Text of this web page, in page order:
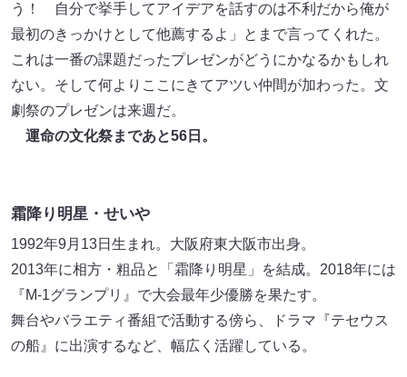
う！ 自分で挙手してアイデアを話すのは不利だから俺が
最初のきっかけとして他薦するよ」とまで言ってくれた。
これは一番の課題だったプレゼンがどうにかなるかもしれ
ない。そして何よりここにきてアツい仲間が加わった。文
劇祭のプレゼンは来週だ。
運命の文化祭まであと56日。
霜降り明星・せいや
1992年9月13日生まれ。大阪府東大阪市出身。
2013年に相方・粗品と「霜降り明星」を結成。2018年には
『M-1グランプリ』で大会最年少優勝を果たす。
舞台やバラエティ番組で活動する傍ら、ドラマ『テセウス
の船』に出演するなど、幅広く活躍している。